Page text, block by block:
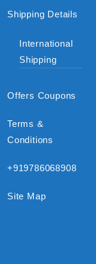
Shipping Details
International
Shipping
Offers Coupons
Terms &
Conditions
+919786068908
Site Map